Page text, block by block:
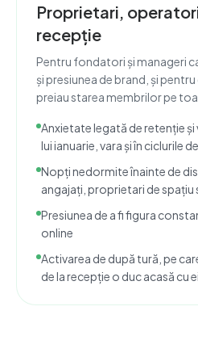
Proprietari,
recepție
Pentru fondatori și manageri
și presiunea de brand, și
preiau starea membrilor pe
Anxietate legată de retenție și
lui ianuarie, vara și în ciclurile
Nopți nedormite înainte de
angajați, proprietari de spațiu
Presiunea de a fi figura
online
Activarea de după tură, pe
de la recepție o duc acasă cu ei